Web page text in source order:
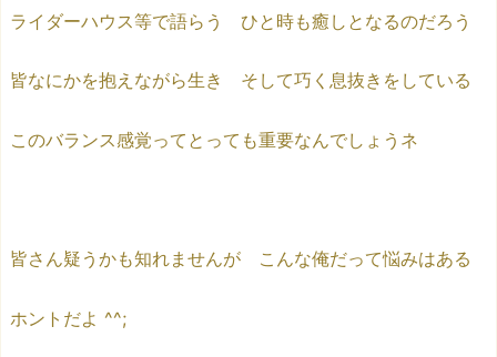
ライダーハウス等で語らう ひと時も癒しとなるのだろう
皆なにかを抱えながら生き そして巧く息抜きをしている
このバランス感覚ってとっても重要なんでしょうネ
皆さん疑うかも知れませんが こんな俺だって悩みはある
ホントだよ ^^;